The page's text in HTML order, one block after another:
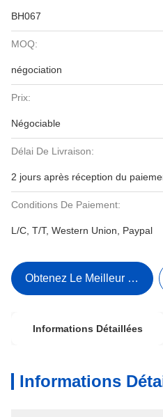
BH067
MOQ:
négociation
Prix:
Négociable
Délai De Livraison:
2 jours après réception du
Conditions De Paiement:
L/C, T/T, Western Union, Paypal
Obtenez Le Meilleur Prix
Informations Détaillées
Informations